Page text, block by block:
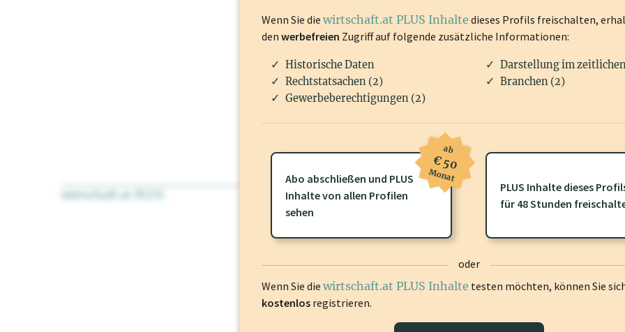
wirtschaft.at PLUS Für dieses Profil gibt es zusätzliche wirtschaft.at PLUS Inhaltedie Sie
frei oder loggen Sie sich ein um diese Inhalte zu sehen.
Wenn Sie die wirtschaft.at PLUS Inhalte dieses Profils freischalten,
den werbefreien Zugriff auf folgende zusätzliche Informationen:
Historische Daten
Darstellung im
Rechtstatsachen (2)
Branchen (2)
Gewerbeberechtigungen (2)
Abo abschließen und PLUS
Inhalte von allen Profilen
sehen
ab
€ 50
Monat
PLUS Inhalte dieses
für 48 Stunden
oder
Wenn Sie die wirtschaft.at PLUS Inhalte testen möchten, können Sie
kostenlos registrieren.